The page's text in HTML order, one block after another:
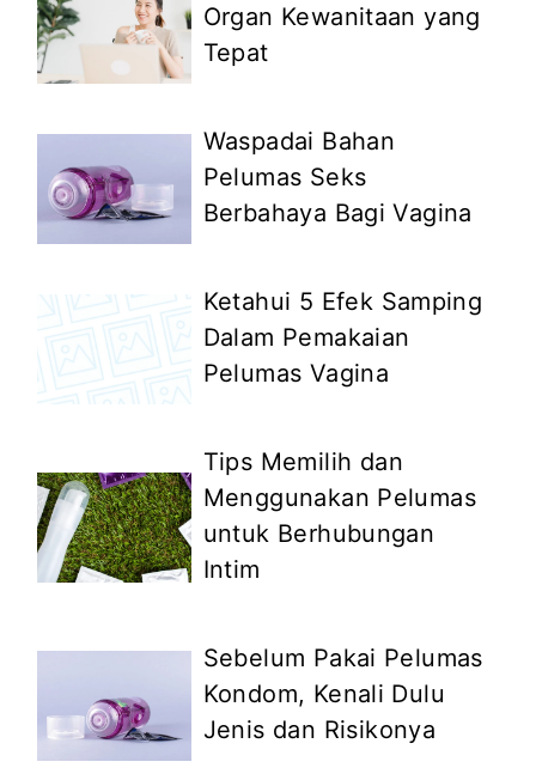
Organ Kewanitaan yang
Tepat
Waspadai Bahan
Pelumas Seks
Berbahaya Bagi Vagina
Ketahui 5 Efek Samping
Dalam Pemakaian
Pelumas Vagina
Tips Memilih dan
Menggunakan Pelumas
untuk Berhubungan
Intim
Sebelum Pakai Pelumas
Kondom, Kenali Dulu
Jenis dan Risikonya